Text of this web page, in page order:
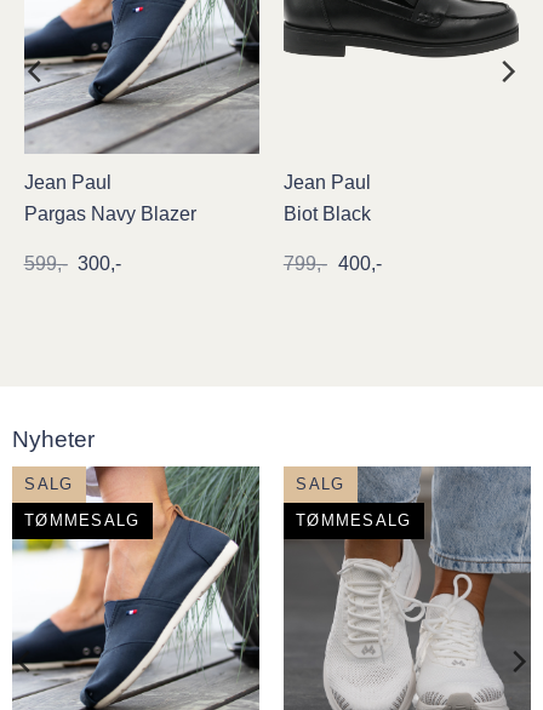
Jean Paul
Pargas Navy Blazer
599,- Opprinnelig
300,-Nåværende
Jean Paul
Biot Black
799,- Opprinnelig
400,-Nåværende
Nyheter
SALG
TØMMESALG
SALG
TØMMESALG